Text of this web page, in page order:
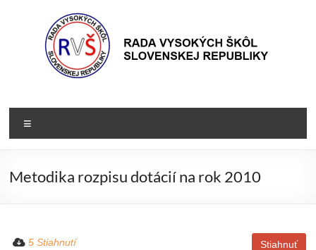
Rada
VŠ
škôl
Metodika rozpisu dotácií na rok 2010
Stiahnuť
5 Stiahnutí